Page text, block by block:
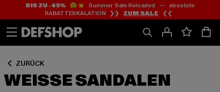
Zum
Inhalt
springen
Zum
Fußzeile
springen
BIS ZU -65%😲💥 Summer Sale Reloaded — absolute
RABATTESKALATION ❯❯ ZUM SALE ❮❮
ZURÜCK
WEISSE SANDALEN
Zum
Produktraster
springen